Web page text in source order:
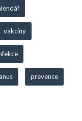
vakcíny
prevence